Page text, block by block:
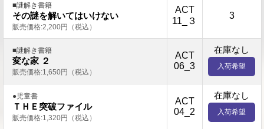
■謎解き書籍
その謎を解いてはいけない
販売価格:2,200円（税込）
ACT
11_３
3
■謎解き書籍
変な家 ２
販売価格:1,650円（税込）
ACT
06_3
在庫なし
入荷希望
●児童書
ＴＨＥ突破ファイル
販売価格:1,320円（税込）
ACT
04_2
在庫なし
入荷希望